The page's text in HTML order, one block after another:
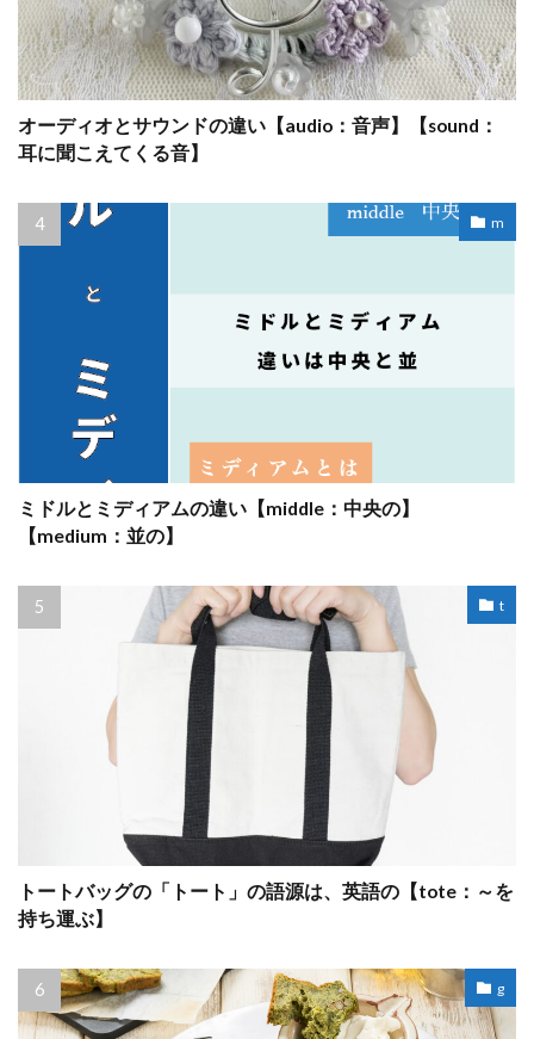
オーディオとサウンドの違い【audio：音声】【sound：
耳に聞こえてくる音】
m
ミドルとミディアムの違い【middle：中央の】
【medium：並の】
t
トートバッグの「トート」の語源は、英語の【tote：～を
持ち運ぶ】
g